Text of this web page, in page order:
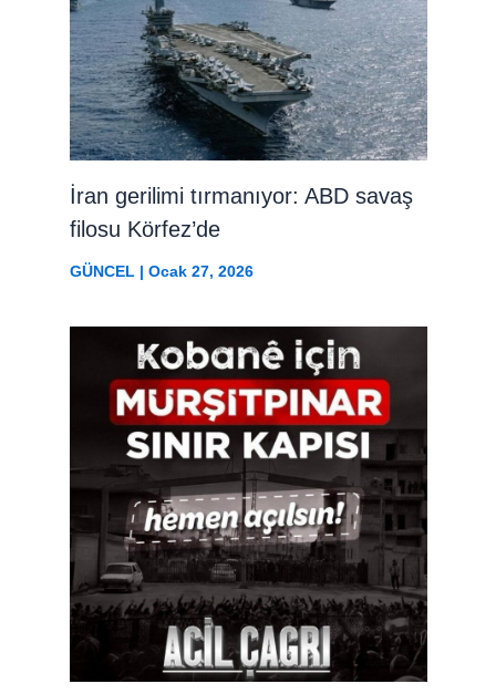
İran gerilimi tırmanıyor: ABD savaş
filosu Körfez’de
GÜNCEL | Ocak 27, 2026